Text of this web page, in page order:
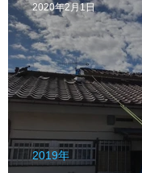
講習会（ブルーシー
令和5年山口県美祢市
2019年
2020年2月1日